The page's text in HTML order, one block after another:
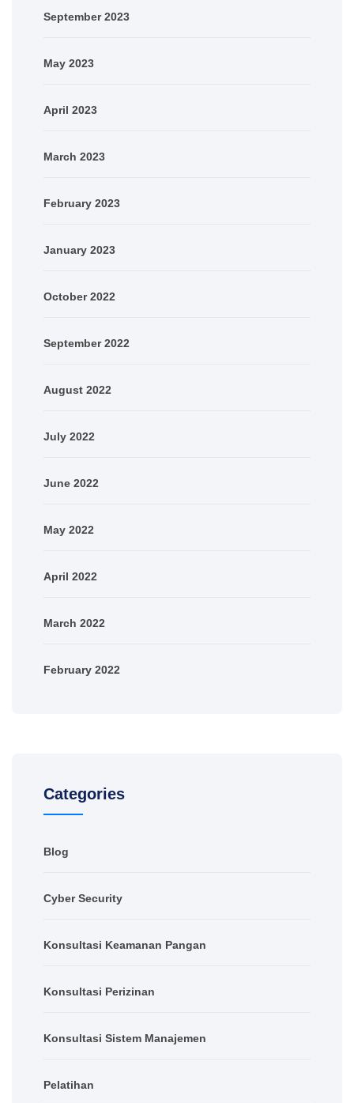
September 2023
May 2023
April 2023
March 2023
February 2023
January 2023
October 2022
September 2022
August 2022
July 2022
June 2022
May 2022
April 2022
March 2022
February 2022
Categories
Blog
Cyber Security
Konsultasi Keamanan Pangan
Konsultasi Perizinan
Konsultasi Sistem Manajemen
Pelatihan